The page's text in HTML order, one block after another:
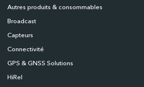
Autres produits & consommables
Broadcast
Capteurs
Connectivité
GPS & GNSS Solutions
HiRel